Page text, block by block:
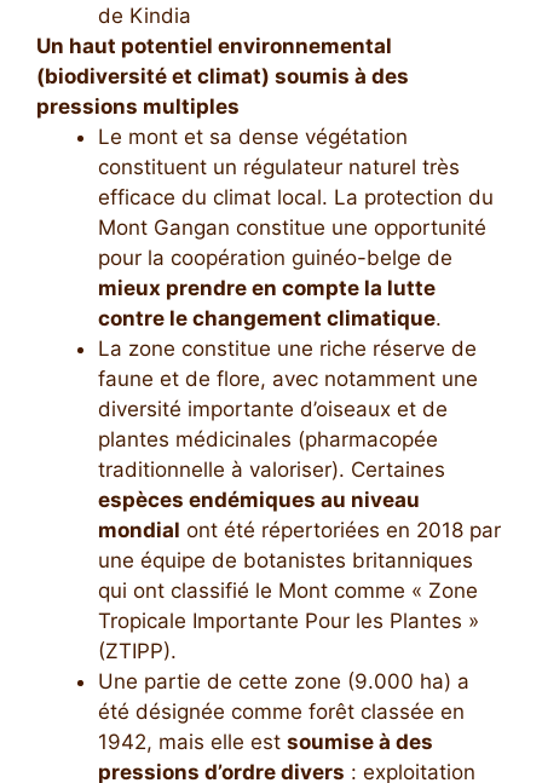
de Kindia
Un haut potentiel environnemental
(biodiversité et climat) soumis à des
pressions multiples
Le mont et sa dense végétation
constituent un régulateur naturel très
efficace du climat local. La protection du
Mont Gangan constitue une opportunité
pour la coopération guinéo-belge de
mieux prendre en compte la lutte
contre le changement climatique.
La zone constitue une riche réserve de
faune et de flore, avec notamment une
diversité importante d’oiseaux et de
plantes médicinales (pharmacopée
traditionnelle à valoriser). Certaines
espèces endémiques au niveau
mondial ont été répertoriées en 2018 par
une équipe de botanistes britanniques
qui ont classifié le Mont comme « Zone
Tropicale Importante Pour les Plantes »
(ZTIPP).
Une partie de cette zone (9.000 ha) a
été désignée comme forêt classée en
1942, mais elle est soumise à des
pressions d’ordre divers : exploitation